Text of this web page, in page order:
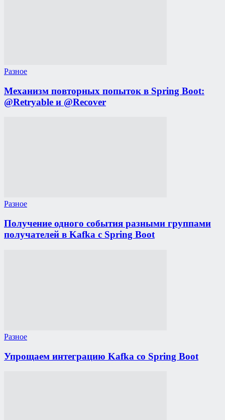
Разное
Механизм повторных попыток в Spring Boot:
@Retryable и @Recover
Разное
Получение одного события разными группами
получателей в Kafka с Spring Boot
Разное
Упрощаем интеграцию Kafka со Spring Boot